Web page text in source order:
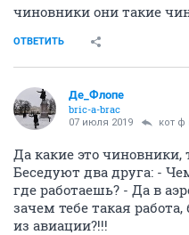
чиновники они такие
ОТВЕТИТЬ
Де_Флопе
bric-a-brac
07 июля 2019 кот ф
Да какие это
Беседуют два друга: -
где работаешь? - Да в
зачем тебе такая
из авиации?!!!